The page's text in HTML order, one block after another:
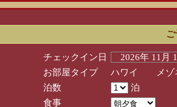
チェックイン日
2026年 11
お部屋タイプ
ハワイ メゾネ
泊数
泊
食事